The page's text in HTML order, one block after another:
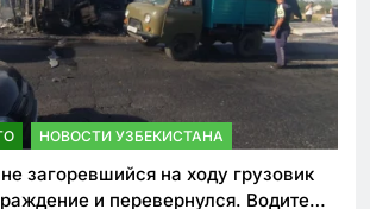
НОВОСТИ УЗБЕКИСТАНА
загоревшийся на ходу грузовик
и перевернулся. Водитель